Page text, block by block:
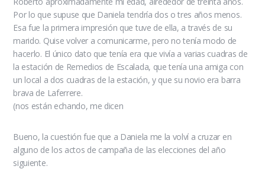
Por lo que supuse que Daniela tendría dos o tres años menos.
Esa fue la primera impresión que tuve de ella, a través de su
marido. Quise volver a comunicarme, pero no tenía modo de
hacerlo. El único dato que tenía era que vivía a varias cuadras de
la estación de Remedios de Escalada, que tenía una amiga con
un local a dos cuadras de la estación, y que su novio era barra
brava de Laferrere.
(nos están echando, me dicen
Bueno, la cuestión fue que a Daniela me la volví a cruzar en
alguno de los actos de campaña de las elecciones del año
siguiente.